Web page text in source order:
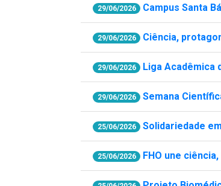
29/06/2026 Campus Santa
29/06/2026 Ciência,
29/06/2026 Liga Acadêmica
29/06/2026 Semana
25/06/2026 Solidariedade
25/06/2026 FHO une